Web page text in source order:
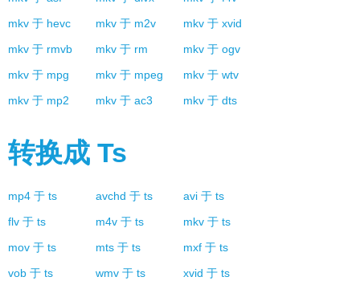
mkv 于 hevc mkv 于 m2v mkv 于 xvid
mkv 于 rmvb mkv 于 rm mkv 于 ogv
mkv 于 mpg mkv 于 mpeg mkv 于 wtv
mkv 于 mp2 mkv 于 ac3 mkv 于 dts
转换成 Ts
mp4 于 ts avchd 于 ts avi 于 ts
flv 于 ts m4v 于 ts mkv 于 ts
mov 于 ts mts 于 ts mxf 于 ts
vob 于 ts wmv 于 ts xvid 于 ts